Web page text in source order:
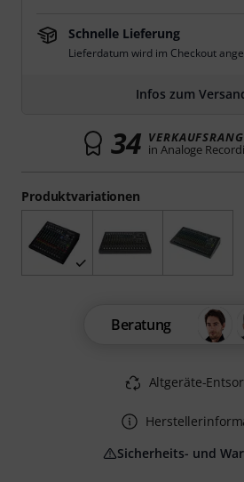
Produktvariationen
Schnelle Lieferung
Lieferdatum wird im Checkout
Infos zum
34 VERKAUFSRANG
in Analoge
Beratung
Altgeräte-
Sicherheits- und